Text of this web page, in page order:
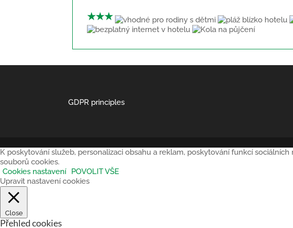
★★★
GDPR principles
K poskytování služeb, personalizaci obsahu a reklam, poskytování funkcí
souborů cookies.
Cookies nastavení
POVOLIT VŠE
Upravit nastavení cookies
Close
Přehled cookies